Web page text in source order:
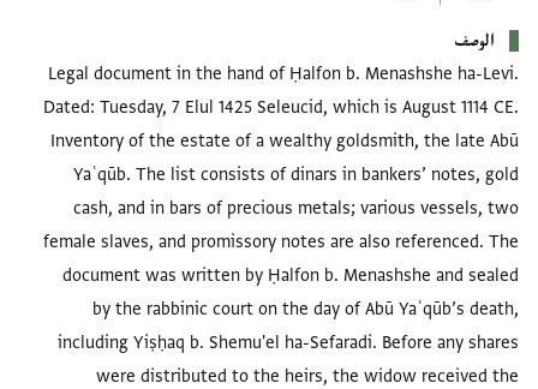
الوصف
Legal document in the hand of Ḥalfon b. Menashshe ha-Levi.
Dated: Tuesday, 7 Elul 1425 Seleucid, which is August 1114 CE.
Inventory of the estate of a wealthy goldsmith, the late Abū
Yaʿqūb. The list consists of dinars in bankers’ notes, gold
cash, and in bars of precious metals; various vessels, two
female slaves, and promissory notes are also referenced. The
document was written by Ḥalfon b. Menashshe and sealed
by the rabbinic court on the day of Abū Yaʿqūb’s death,
including Yiṣḥaq b. Shemu'el ha-Sefaradi. Before any shares
were distributed to the heirs, the widow received the